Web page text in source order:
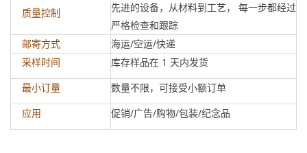
质量控制
先进的设备，从材料到工艺， 每一步都经过
严格检查和跟踪
邮寄方式 海运/空运/快递
采样时间 库存样品在 1 天内发货
最小订量 数量不限，可接受小额订单
应用 促销/广告/购物/包装/纪念品